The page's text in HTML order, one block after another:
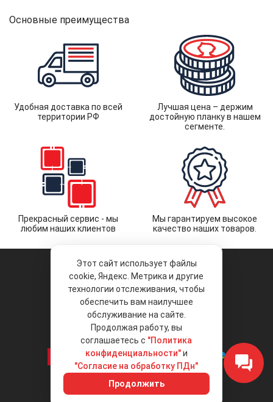
Основные преимущества
Удобная доставка по всей
территории РФ
Лучшая цена – держим
достойную планку в нашем
сегменте.
Прекрасный сервис - мы
любим наших клиентов
Мы гарантируем высокое
качество наших товаров.
© 2026 «Liberty Project».
Аксессуары и запчасти оптом.
Положение об обработке и защите
персональных данных
Интернет-магазин
+7 (495) 792-792-8
Этот сайт использует файлы
cookie, Яндекс. Метрика и другие
технологии отслеживания, чтобы
обеспечить вам наилучшее
обслуживание на сайте.
Продолжая работу, вы
соглашаетесь с "Политика
конфиденциальности"и
"Согласие на обработку ПДн"